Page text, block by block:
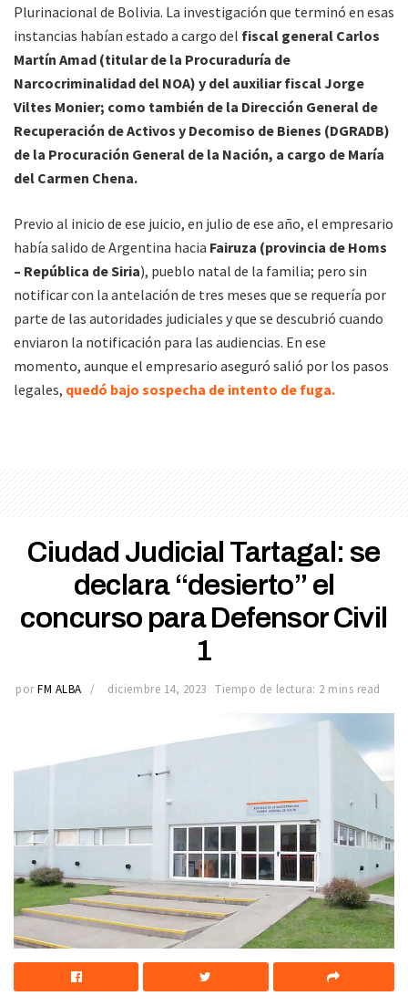
Plurinacional de Bolivia. La investigación que terminó en esas
instancias habían estado a cargo del fiscal general Carlos
Martín Amad (titular de la Procuraduría de
Narcocriminalidad del NOA) y del auxiliar fiscal Jorge
Viltes Monier; como también de la Dirección General de
Recuperación de Activos y Decomiso de Bienes (DGRADB)
de la Procuración General de la Nación, a cargo de María
del Carmen Chena.
Previo al inicio de ese juicio, en julio de ese año, el empresario
había salido de Argentina hacia Fairuza (provincia de Homs
– República de Siria), pueblo natal de la familia; pero sin
notificar con la antelación de tres meses que se requería por
parte de las autoridades judiciales y que se descubrió cuando
enviaron la notificación para las audiencias. En ese
momento, aunque el empresario aseguró salió por los pasos
legales, quedó bajo sospecha de intento de fuga.
Ciudad Judicial Tartagal: se
declara “desierto” el
concurso para Defensor Civil
1
por FM ALBA diciembre 14, 2023 Tiempo de lectura: 2 mins read